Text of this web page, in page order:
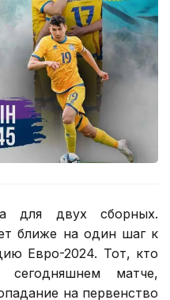
для двух сборных.
ближе на один шаг к
Евро-2024. Тот, кто
матче,
на первенство